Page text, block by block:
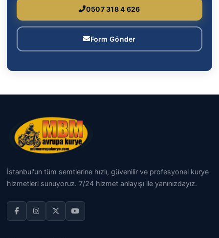
0507 318 4 626
Form Gönder
İstanbul'un tüm semtlerine hızlı, güvenilir ve profesyonel kurye
hizmetleri sunuyoruz. 7/24 hizmet anlayışı ile yanınızdayız.